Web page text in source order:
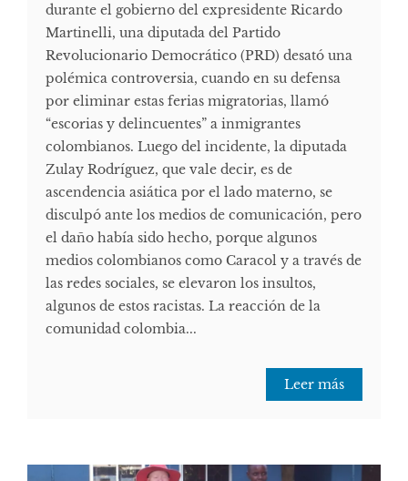
durante el gobierno del expresidente Ricardo
Martinelli, una diputada del Partido
Revolucionario Democrático (PRD) desató una
polémica controversia, cuando en su defensa
por eliminar estas ferias migratorias, llamó
“escorias y delincuentes” a inmigrantes
colombianos. Luego del incidente, la diputada
Zulay Rodríguez, que vale decir, es de
ascendencia asiática por el lado materno, se
disculpó ante los medios de comunicación, pero
el daño había sido hecho, porque algunos
medios colombianos como Caracol y a través de
las redes sociales, se elevaron los insultos,
algunos de estos racistas. La reacción de la
comunidad colombia...
Leer más